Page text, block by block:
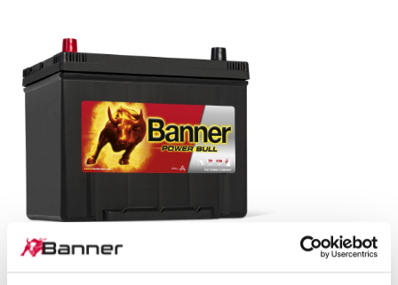
Power Bull SLI